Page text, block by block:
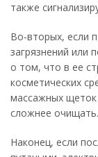
также
Во-вторых, если
загрязнений или
о том, что в ее
косметических
массажных щеток
сложнее очищать.
Наконец, если